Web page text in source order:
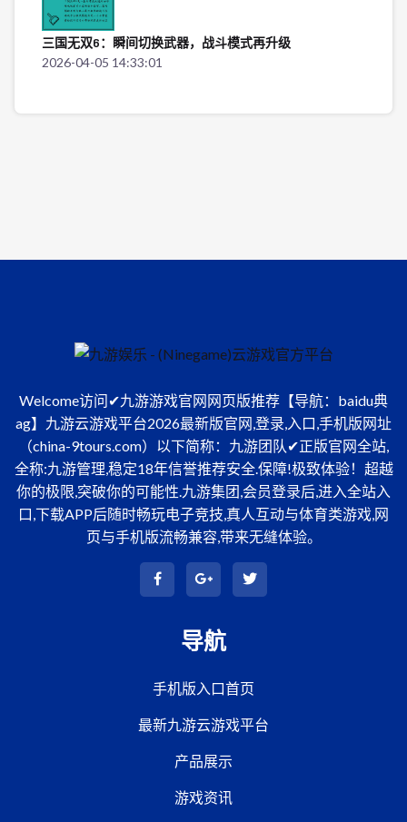
三国无双6：瞬间切换武器，战斗模式再升级
2026-04-05 14:33:01
Welcome访问✔九游游戏官网网页版推荐【导航：baidu典
ag】九游云游戏平台2026最新版官网,登录,入口,手机版网址
（china-9tours.com）以下简称：九游团队✔正版官网全站,
全称:九游管理,稳定18年信誉推荐安全.保障!极致体验！超越
你的极限,突破你的可能性.九游集团,会员登录后,进入全站入
口,下载APP后随时畅玩电子竞技,真人互动与体育类游戏,网
页与手机版流畅兼容,带来无缝体验。
导航
手机版入口首页
最新九游云游戏平台
产品展示
游戏资讯